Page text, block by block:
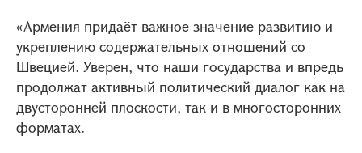
«Армения придаёт важное значение развитию и
укреплению содержательных отношений со
Швецией. Уверен, что наши государства и впредь
продолжат активный политический диалог как на
двусторонней плоскости, так и в многосторонних
форматах.